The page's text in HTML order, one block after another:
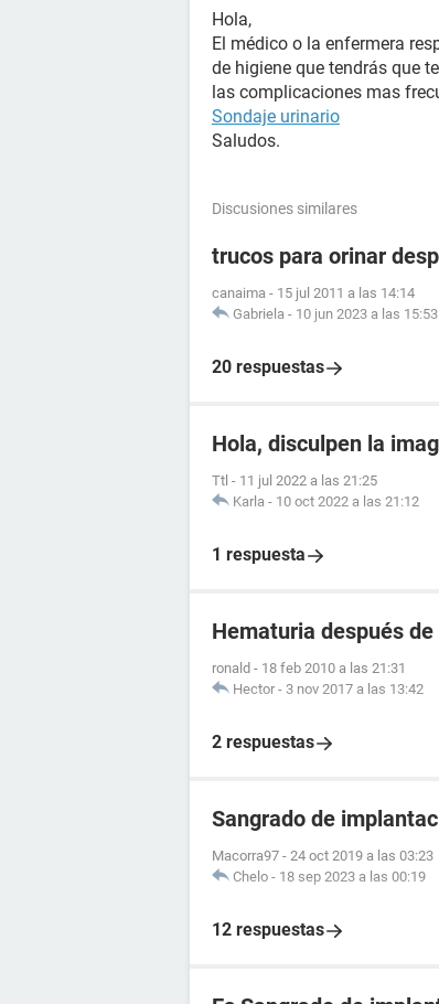
Hola,
El médico o la enfermera
de higiene que tendrás que
las complicaciones mas
Sondaje urinario
Saludos.
Discusiones similares
trucos para orinar
canaima - 15 jul 2011 a las 14:14
Gabriela - 10 jun 2023 a las 15:53
20 respuestas
Hola, disculpen la
Ttl - 11 jul 2022 a las 21:25
Karla - 10 oct 2022 a las 21:12
1 respuesta
Hematuria después
ronald - 18 feb 2010 a las 21:31
Hector - 3 nov 2017 a las 13:42
2 respuestas
Sangrado de
Macorra97 - 24 oct 2019 a las 03:23
Chelo - 18 sep 2023 a las 00:19
12 respuestas